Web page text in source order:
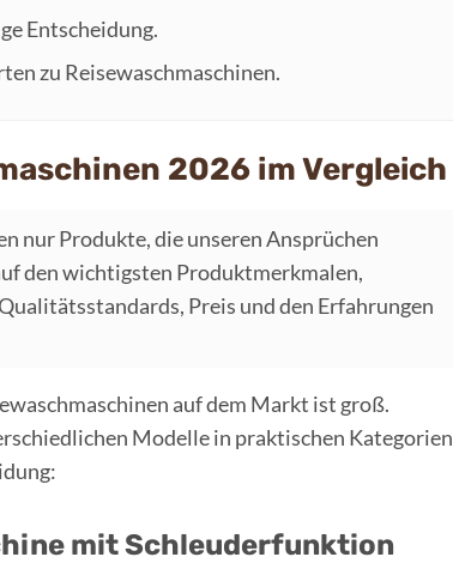
Entscheidung.
zu Reisewaschmaschinen.
2026 im Vergleich
nur Produkte, die unseren Ansprüchen
den wichtigsten Produktmerkmalen,
Preis und den Erfahrungen
auf dem Markt ist groß.
Modelle in praktischen Kategorien
mit Schleuderfunktion